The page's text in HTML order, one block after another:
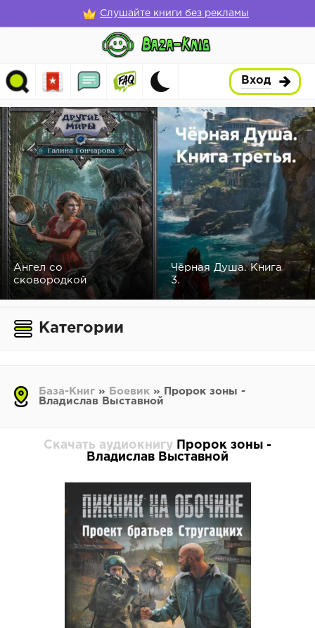
Слушайте книги без рекламы
Вход
Ангел со
сковородкой
Чёрная Душа. Книга
3.
Категории
База-Книг » Боевик » Пророк зоны -
Владислав Выставной
Скачать аудиокнигу Пророк зоны -
Владислав Выставной